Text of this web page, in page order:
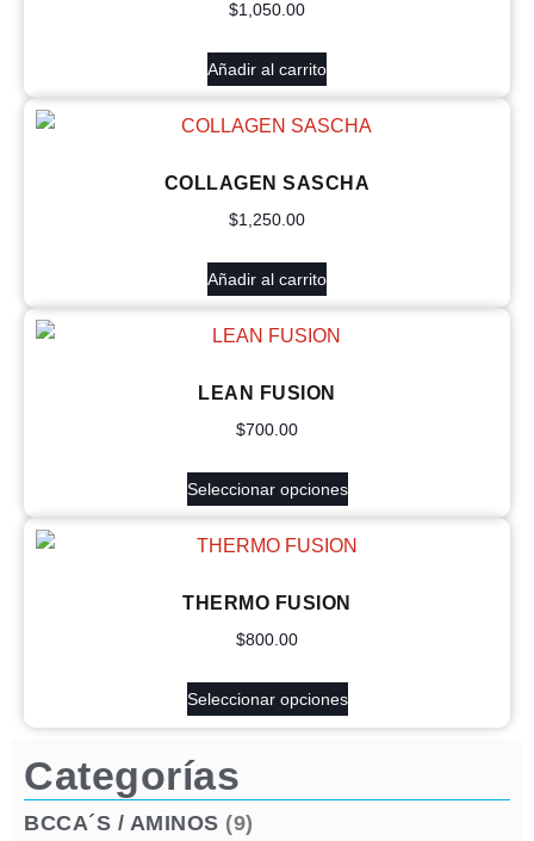
Categorías
BCCA´S / AMINOS (9)
$1,050.00
Añadir al carrito
COLLAGEN SASCHA
$1,250.00
Añadir al carrito
LEAN FUSION
$700.00
Seleccionar opciones
THERMO FUSION
$800.00
Seleccionar opciones